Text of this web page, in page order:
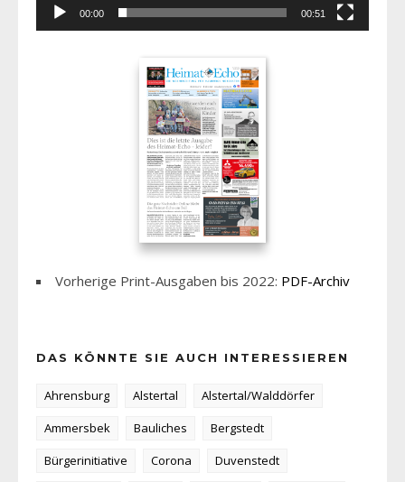
00:00 00:51
Vorherige Print-Ausgaben bis 2022: PDF-Archiv
DAS KÖNNTE SIE AUCH INTERESSIEREN
Ahrensburg Alstertal
Alstertal/Walddörfer
Ammersbek
Bauliches
Bergstedt
Bürgerinitiative
Corona
Duvenstedt